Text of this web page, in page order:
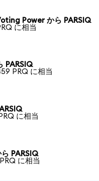
Power から PARSIQ
に相当
PARSIQ
PRQ に相当
に相当
PARSIQ
に相当